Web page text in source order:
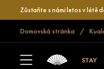
Zůstaňte s námi letos v létě
Domovská stránka
STAY
KUALA LUMPUR